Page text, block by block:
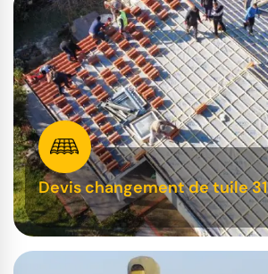
Devis changement de tuile 31